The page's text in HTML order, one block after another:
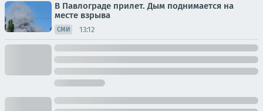
В Павлограде прилет. Дым поднимается на
месте взрыва
СМИ 13:12